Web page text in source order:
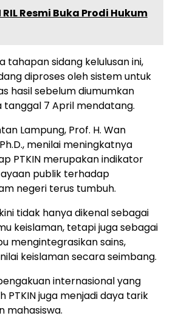
RIL Resmi Buka Prodi Hukum
tahapan sidang kelulusan ini,
diproses oleh sistem untuk
hasil sebelum diumumkan
tanggal 7 April mendatang.
Lampung, Prof. H. Wan
menilai meningkatnya
PTKIN merupakan indikator
publik terhadap
negeri terus tumbuh.
tidak hanya dikenal sebagai
keislaman, tetapi juga sebagai
mengintegrasikan sains,
keislaman secara seimbang.
internasional yang
PTKIN juga menjadi daya tarik
mahasiswa.